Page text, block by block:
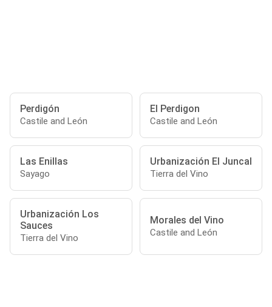
Perdigón
Castile and León
El Perdigon
Castile and León
Las Enillas
Sayago
Urbanización El Juncal
Tierra del Vino
Urbanización Los
Sauces
Tierra del Vino
Morales del Vino
Castile and León